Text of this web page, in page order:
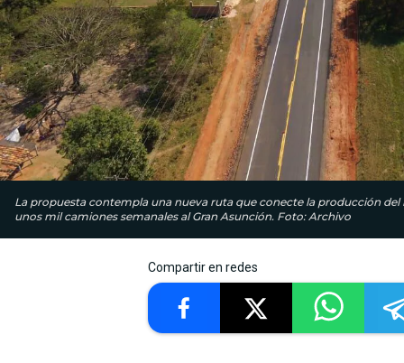
La propuesta contempla una nueva ruta que conecte la producción
unos mil camiones semanales al Gran Asunción. Foto: Archivo
Compartir en redes